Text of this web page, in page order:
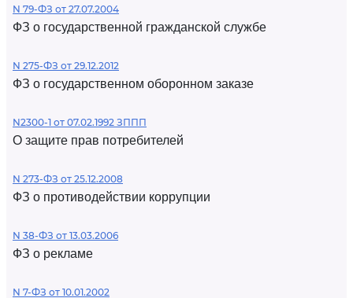
N 79-ФЗ от 27.07.2004
ФЗ о государственной гражданской службе
N 275-ФЗ от 29.12.2012
ФЗ о государственном оборонном заказе
N2300-1 от 07.02.1992 ЗППП
О защите прав потребителей
N 273-ФЗ от 25.12.2008
ФЗ о противодействии коррупции
N 38-ФЗ от 13.03.2006
ФЗ о рекламе
N 7-ФЗ от 10.01.2002